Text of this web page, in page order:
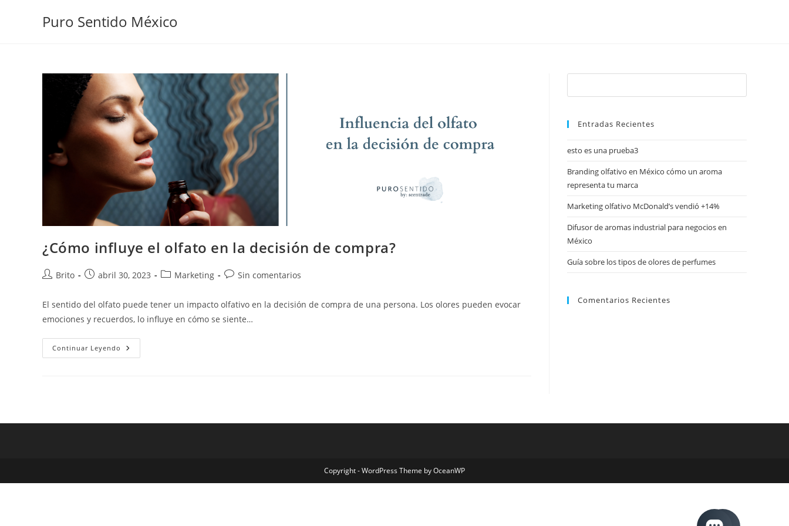
Puro Sentido México
¿Cómo influye el olfato en la decisión de compra?
Brito abril 30, 2023 Marketing Sin comentarios
El sentido del olfato puede tener un impacto olfativo en la decisión de compra de una persona. Los olores pueden evocar
emociones y recuerdos, lo influye en cómo se siente…
Continuar Leyendo
Entradas Recientes
esto es una prueba3
Branding olfativo en México cómo un aroma
representa tu marca
Marketing olfativo McDonald’s vendió +14%
Difusor de aromas industrial para negocios en
México
Guía sobre los tipos de olores de perfumes
Comentarios Recientes
Copyright - WordPress Theme by OceanWP